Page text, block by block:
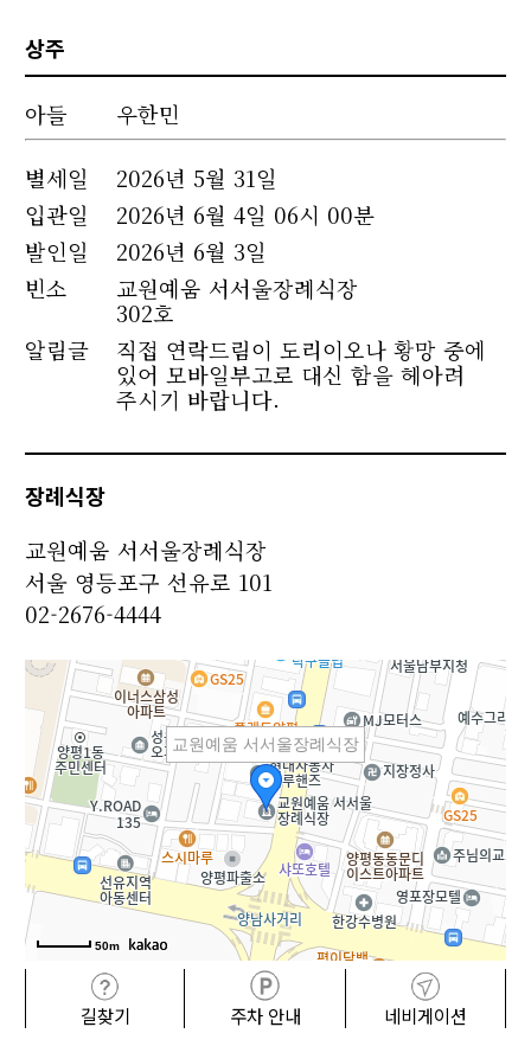
상주
아들 우한민
별세일
2026년 5월 31일
입관일
2026년 6월 4일 06시 00분
발인일
2026년 6월 3일
빈소
교원예움 서서울장례식장
302호
알림글
직접 연락드림이 도리이오나 황망 중에
있어 모바일부고로 대신 함을 헤아려
주시기 바랍니다.
장례식장
교원예움 서서울장례식장
서울 영등포구 선유로 101
02-2676-4444
교원예움 서서울장례식장
50m
길찾기 주차 안내 네비게이션